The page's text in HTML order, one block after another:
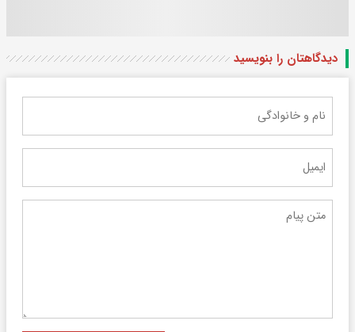
دیدگاهتان را بنویسید